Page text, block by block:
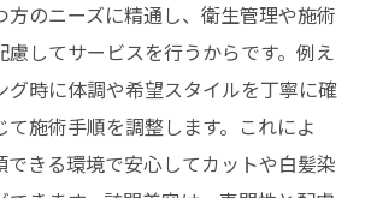
方のニーズに精通し、衛生管理や施術
慮してサービスを行うからです。例え
グ時に体調や希望スタイルを丁寧に確
施術手順を調整します。これによ
できる環境で安心してカットや白髪染